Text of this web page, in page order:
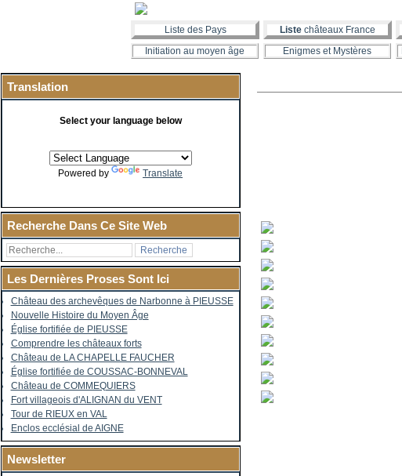
Liste des Pays Liste châteaux France
Initiation au moyen âge
Enigmes et Mystères
Translation
Select your language below
Powered by Translate
Recherche Dans Ce Site Web
Les Dernières Proses Sont Ici
Château des archevêques de Narbonne à PIEUSSE
Nouvelle Histoire du Moyen Âge
Église fortifiée de PIEUSSE
Comprendre les châteaux forts
Château de LA CHAPELLE FAUCHER
Église fortifiée de COUSSAC-BONNEVAL
Château de COMMEQUIERS
Fort villageois d'ALIGNAN du VENT
Tour de RIEUX en VAL
Enclos ecclésial de AIGNE
Newsletter